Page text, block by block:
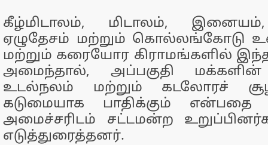
கீழ்மிடாலம், மிடாலம், இனையம்,
ஏழுதேசம் மற்றும் கொல்லங்கோடு
மற்றும் கரையோர கிராமங்களில் இந்த
அமைந்தால், அப்பகுதி மக்களின்
உடல்நலம் மற்றும் கடலோரச்
கடுமையாக பாதிக்கும் என்பதை
அமைச்சரிடம் சட்டமன்ற
எடுத்துரைத்தனர்.